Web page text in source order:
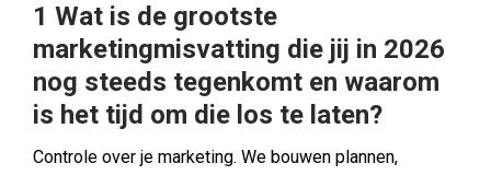
1 Wat is de grootste
marketingmisvatting die jij in 2026
nog steeds tegenkomt en waarom
is het tijd om die los te laten?
Controle over je marketing. We bouwen plannen,